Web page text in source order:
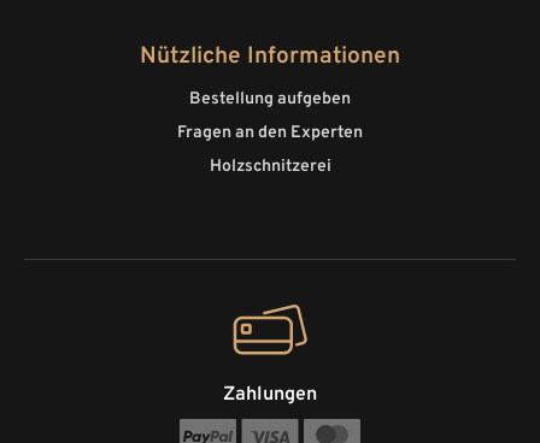
Nützliche Informationen
Bestellung aufgeben
Fragen an den Experten
Holzschnitzerei
Zahlungen